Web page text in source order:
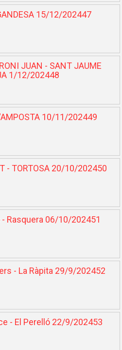
15/12/202447
JUAN - SANT JAUME
1/12/202448
10/11/202449
- TORTOSA 20/10/202450
- Rasquera 06/10/202451
- La Ràpita 29/9/202452
- El Perelló 22/9/202453